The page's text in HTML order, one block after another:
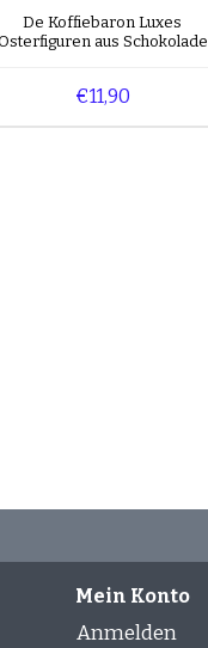
De Koffiebaron Luxes
aus Schokolade
€11,90
Mein Konto
Anmelden